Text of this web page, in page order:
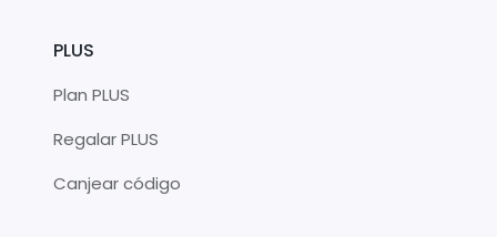
PLUS
Plan PLUS
Regalar PLUS
Canjear código